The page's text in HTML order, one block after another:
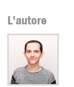
L'autore